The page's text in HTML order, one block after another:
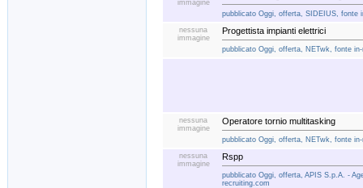
immagine
pubblicato Oggi, offerta, SIDEIUS, fonte
nessuna
immagine
Progettista impianti elettrici
pubblicato Oggi, offerta, NETwk, fonte
nessuna
immagine
Operatore tornio multitasking
pubblicato Oggi, offerta, NETwk, fonte
nessuna
immagine
Rspp
pubblicato Oggi, offerta, APIS S.p.A. -
recruiting.com